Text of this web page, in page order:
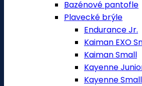
Bazénové pantofle
Plavecké brýle
Endurance Jr.
Kaiman EXO
Kaiman Small
Kayenne
Kayenne Small